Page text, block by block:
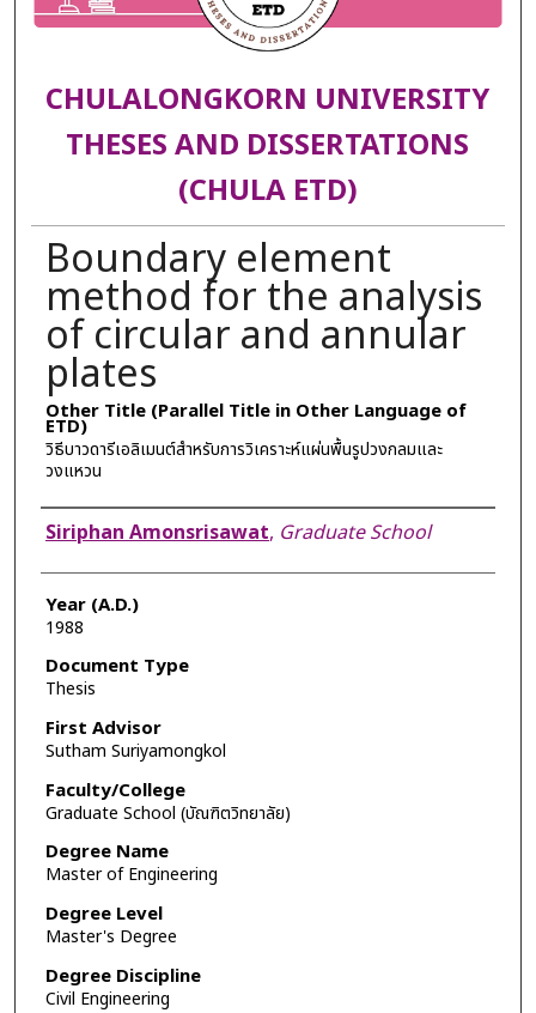
CHULALONGKORN UNIVERSITY
THESES AND DISSERTATIONS
(CHULA ETD)
Boundary element
method for the analysis
of circular and annular
plates
Other Title (Parallel Title in Other Language of
ETD)
วิธีบาวดารีเอลิเมนต์สำหรับการวิเคราะห์แผ่นพื้นรูปวงกลมและ
วงแหวน
Author
Siriphan Amonsrisawat, Graduate School
Year (A.D.)
1988
Document Type
Thesis
First Advisor
Sutham Suriyamongkol
Faculty/College
Graduate School (บัณฑิตวิทยาลัย)
Degree Name
Master of Engineering
Degree Level
Master's Degree
Degree Discipline
Civil Engineering